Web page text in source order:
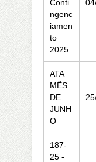
Conti
ngenc
iamen
to
2025
ATA
MÊS
DE
JUNH
O
187-
25 -